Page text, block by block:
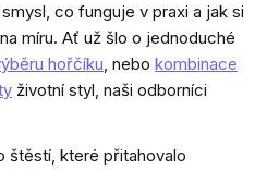
co funguje v praxi a jak si
míru. Ať už šlo o jednoduché
hořčíku, nebo kombinace
životní styl, naši odborníci
štěstí, které přitahovalo